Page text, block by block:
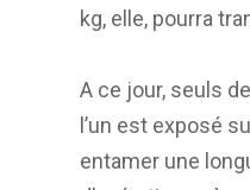
kg, elle, pourra
A ce jour, seuls
l’un est exposé
entamer une